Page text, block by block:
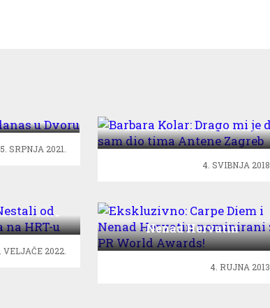
SRPNJA 2021.
da sam dio tima Antene
Zagreb
4. SVIBNJA 2018.
na HRT-
VELJAČE 2022.
Ekskluzivno: Carpe Diem i
Nenad Hervatin
nominirani za PR World
4. RUJNA 2013.